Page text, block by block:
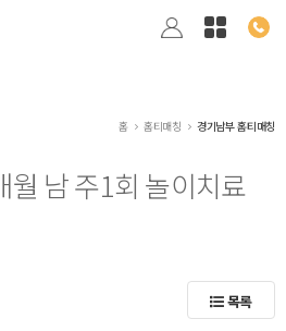
홈 홈티매칭 경기남부 홈티매칭
월 남 주1회 놀이치료
목록